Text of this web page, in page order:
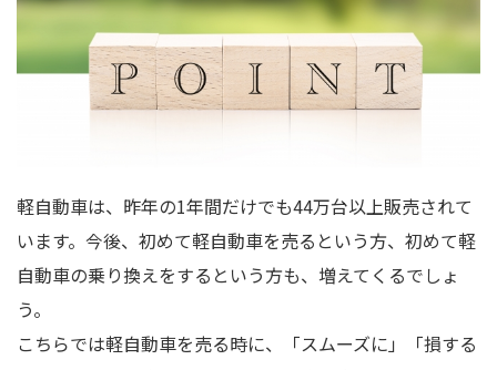
軽自動車は、昨年の1年間だけでも44万台以上販売されて
います。今後、初めて軽自動車を売るという方、初めて軽
自動車の乗り換えをするという方も、増えてくるでしょ
う。
こちらでは軽自動車を売る時に、「スムーズに」「損する